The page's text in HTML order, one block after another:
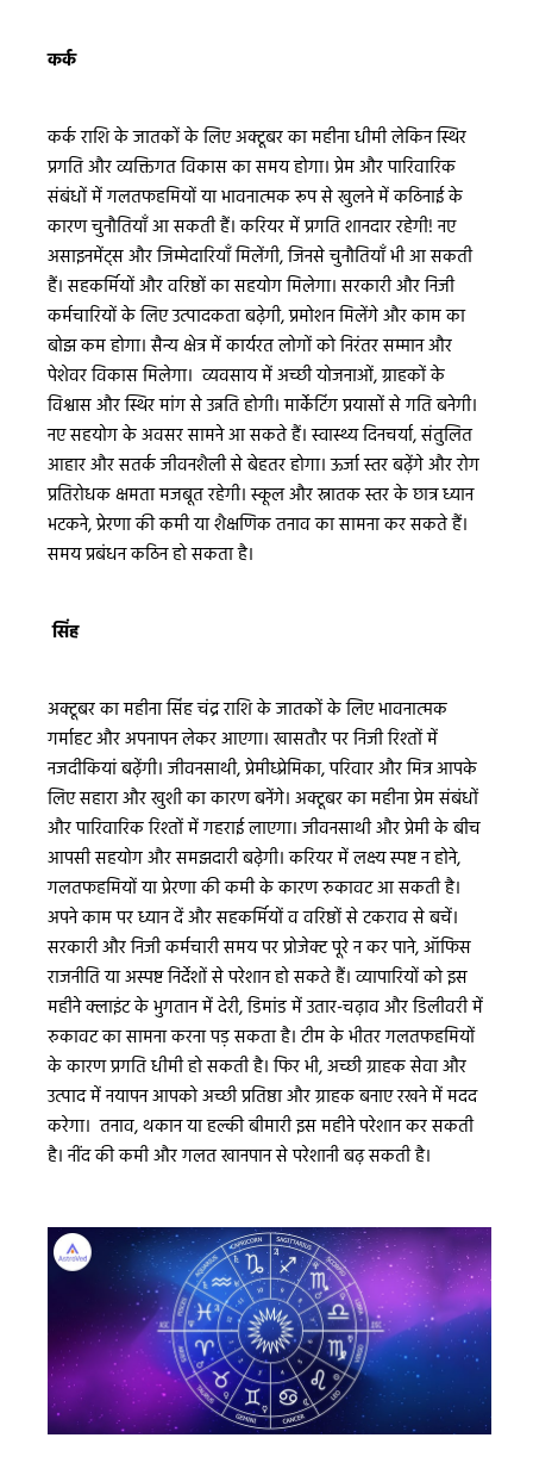
कर्क
कर्क राशि के जातकों के लिए अक्टूबर का महीना धीमी लेकिन स्थिर
प्रगति और व्यक्तिगत विकास का समय होगा। प्रेम और पारिवारिक
संबंधों में गलतफहमियों या भावनात्मक रूप से खुलने में कठिनाई के
कारण चुनौतियाँ आ सकती हैं। करियर में प्रगति शानदार रहेगी! नए
असाइनमेंट्स और जिम्मेदारियाँ मिलेंगी, जिनसे चुनौतियाँ भी आ सकती
हैं। सहकर्मियों और वरिष्ठों का सहयोग मिलेगा। सरकारी और निजी
कर्मचारियों के लिए उत्पादकता बढ़ेगी, प्रमोशन मिलेंगे और काम का
बोझ कम होगा। सैन्य क्षेत्र में कार्यरत लोगों को निरंतर सम्मान और
पेशेवर विकास मिलेगा। व्यवसाय में अच्छी योजनाओं, ग्राहकों के
विश्वास और स्थिर मांग से उन्नति होगी। मार्केटिंग प्रयासों से गति बनेगी।
नए सहयोग के अवसर सामने आ सकते हैं। स्वास्थ्य दिनचर्या, संतुलित
आहार और सतर्क जीवनशैली से बेहतर होगा। ऊर्जा स्तर बढ़ेंगे और रोग
प्रतिरोधक क्षमता मजबूत रहेगी। स्कूल और स्नातक स्तर के छात्र ध्यान
भटकने, प्रेरणा की कमी या शैक्षणिक तनाव का सामना कर सकते हैं।
समय प्रबंधन कठिन हो सकता है।
सिंह
अक्टूबर का महीना सिंह चंद्र राशि के जातकों के लिए भावनात्मक
गर्माहट और अपनापन लेकर आएगा। खासतौर पर निजी रिश्तों में
नजदीकियां बढ़ेंगी। जीवनसाथी, प्रेमीध्प्रेमिका, परिवार और मित्र आपके
लिए सहारा और खुशी का कारण बनेंगे। अक्टूबर का महीना प्रेम संबंधों
और पारिवारिक रिश्तों में गहराई लाएगा। जीवनसाथी और प्रेमी के बीच
आपसी सहयोग और समझदारी बढ़ेगी। करियर में लक्ष्य स्पष्ट न होने,
गलतफहमियों या प्रेरणा की कमी के कारण रुकावट आ सकती है।
अपने काम पर ध्यान दें और सहकर्मियों व वरिष्ठों से टकराव से बचें।
सरकारी और निजी कर्मचारी समय पर प्रोजेक्ट पूरे न कर पाने, ऑफिस
राजनीति या अस्पष्ट निर्देशों से परेशान हो सकते हैं। व्यापारियों को इस
महीने क्लाइंट के भुगतान में देरी, डिमांड में उतार-चढ़ाव और डिलीवरी में
रुकावट का सामना करना पड़ सकता है। टीम के भीतर गलतफहमियों
के कारण प्रगति धीमी हो सकती है। फिर भी, अच्छी ग्राहक सेवा और
उत्पाद में नयापन आपको अच्छी प्रतिष्ठा और ग्राहक बनाए रखने में मदद
करेगा। तनाव, थकान या हल्की बीमारी इस महीने परेशान कर सकती
है। नींद की कमी और गलत खानपान से परेशानी बढ़ सकती है।